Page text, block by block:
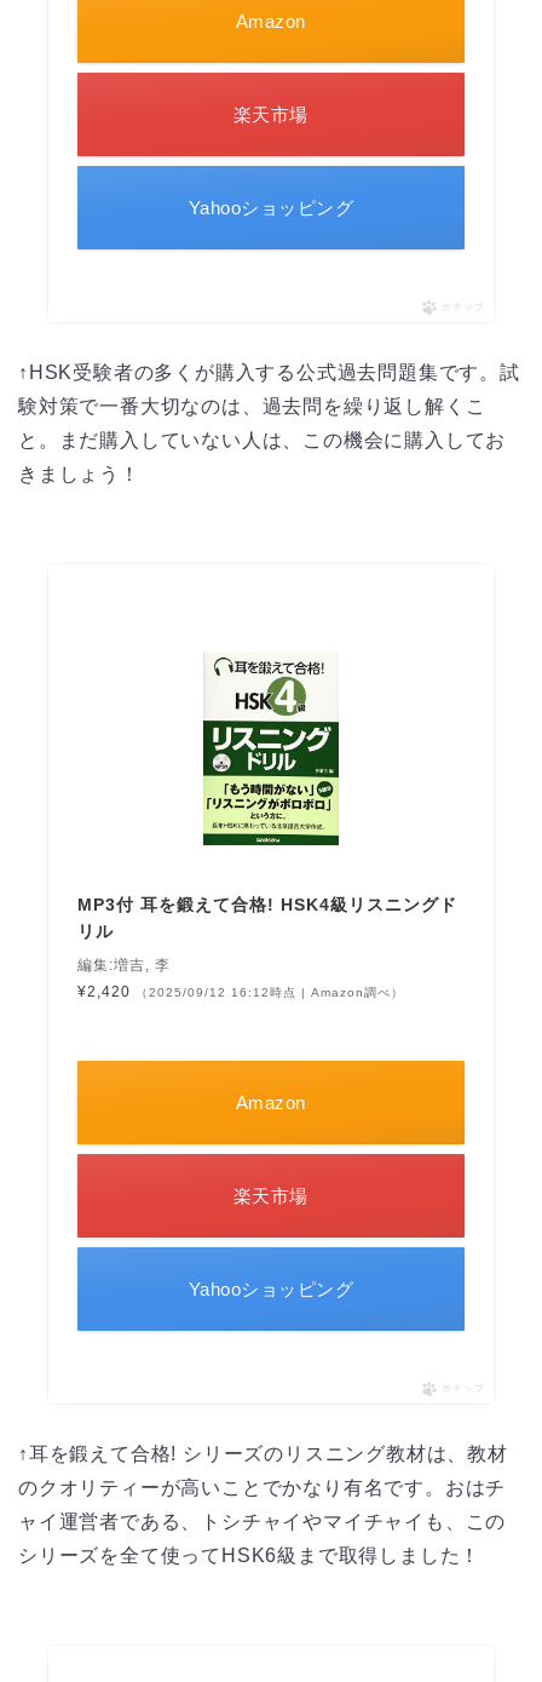
Amazon
楽天市場
Yahooショッピング
ポチップ
↑HSK受験者の多くが購入する公式過去問題集です。試
験対策で一番大切なのは、過去問を繰り返し解くこ
と。まだ購入していない人は、この機会に購入してお
きましょう！
MP3付 耳を鍛えて合格! HSK4級リスニングド
リル
編集:増吉, 李
¥2,420
（2025/09/12 16:12時点 | Amazon調べ）
Amazon
楽天市場
Yahooショッピング
ポチップ
↑耳を鍛えて合格! シリーズのリスニング教材は、教材
のクオリティーが高いことでかなり有名です。おはチ
ャイ運営者である、トシチャイやマイチャイも、この
シリーズを全て使ってHSK6級まで取得しました！